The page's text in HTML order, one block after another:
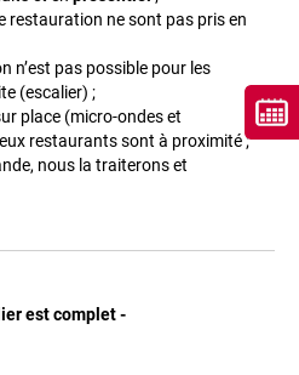
restauration ne sont pas pris en
n’est pas possible pour les
(escalier) ;
place (micro-ondes et
restaurants sont à proximité ;
nous la traiterons et
est complet -